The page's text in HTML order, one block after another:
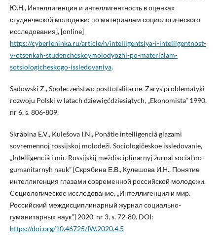
Ю.Н., Интеллигенция и интеллигентность в оценках
студенческой молодежи: по материалам социологического
исследования], [online]
https://cyberleninka.ru/article/n/intelligentsiya-i-intelligentnost-
v-otsenkah-studencheskoymolodyozhi-po-materialam-
sotsiologicheskogo-issledovaniya.
Sadowski Z., Społeczeństwo posttotalitarne. Zarys problematyki
rozwoju Polski w latach dziewięćdziesiątych, „Ekonomista” 1990,
nr 6, s. 806-809.
Skrâbina E.V., Kulešova I.N., Ponâtie intelligenciâ glazami
sovremennoj rossijskoj molodeži. Sociologičeskoe issledovanie,
„Intelligenciâ i mir. Rossijskij meždisciplinarnyj žurnal social’no-
gumanitarnyh nauk” [Скрябина Е.В., Кулешова И.Н., Понятие
интеллигенция глазами современной российской молодежи.
Cоциологическое исследование, „Интеллигенция и мир.
Российский междисциплинарный журнал социально-
гуманитарных наук”] 2020, nr 3, s. 72-80. DOI:
https://doi.org/10.46725/IW.2020.4.5